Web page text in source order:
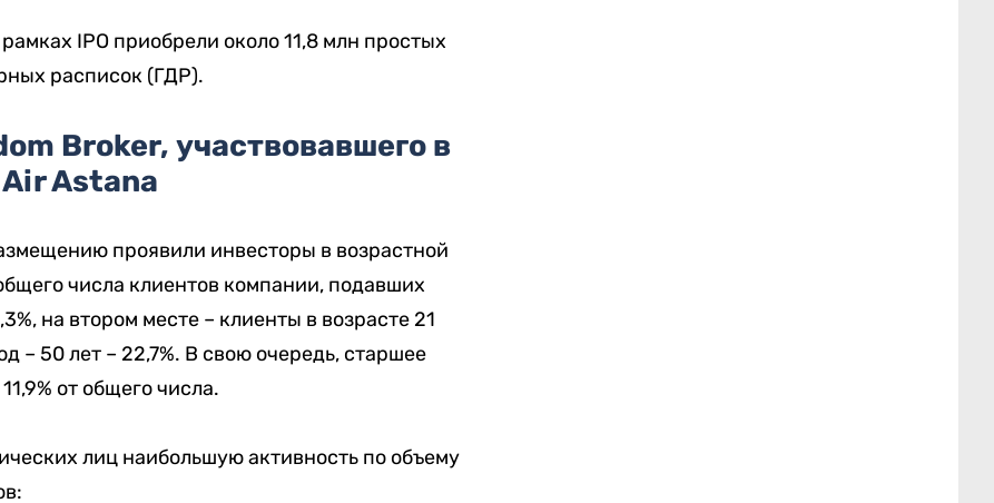
IPO приобрели около 11,8 млн простых
расписок (ГДР).
Broker, участвовавшего в
Air Astana
проявили инвесторы в возрастной
числа клиентов компании, подавших
на втором месте – клиенты в возрасте 21
– 50 лет – 22,7%. В свою очередь, старшее
от общего числа.
лиц наибольшую активность по объему